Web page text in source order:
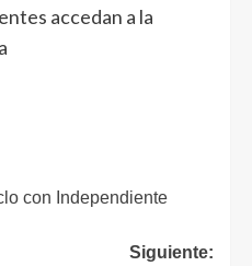
accedan a la
con Independiente
Siguiente: